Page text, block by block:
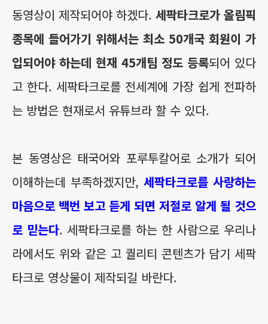
동영상이 제작되어야 하겠다. 세팍타크로가 올림픽
종목에 들어가기 위해서는 최소 50개국 회원이 가
입되어야 하는데 현재 45개팀 정도 등록되어 있다
고 한다. 세팍타크로를 전세계에 가장 쉽게 전파하
는 방법은 현재로서 유튜브라 할 수 있다.
본 동영상은 태국어와 포루투칼어로 소개가 되어
이해하는데 부족하겠지만, 세팍타크로를 사랑하는
마음으로 백번 보고 듣게 되면 저절로 알게 될 것으
로 믿는다. 세팍타크로를 하는 한 사람으로 우리나
라에서도 위와 같은 고 퀄리티 콘텐츠가 담기 세팍
타크로 영상물이 제작되길 바란다.